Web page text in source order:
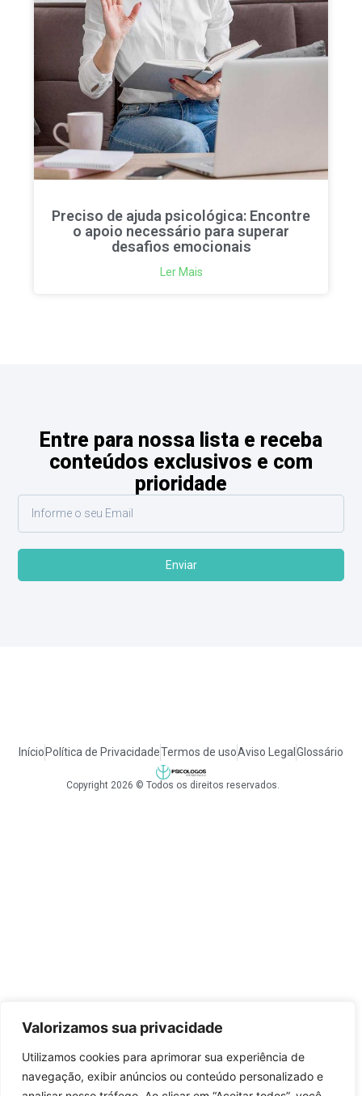
Valorizamos sua privacidade
Utilizamos cookies para aprimorar sua experiência de
navegação, exibir anúncios ou conteúdo personalizado e
Preciso de ajuda psicológica: Encontre
o apoio necessário para superar
desafios emocionais
Ler Mais
Entre para nossa lista e receba
conteúdos exclusivos e com
prioridade
Enviar
Início Política de PrivacidadeTermos de usoAviso Legal Glossário
Copyright 2026 © Todos os direitos reservados.